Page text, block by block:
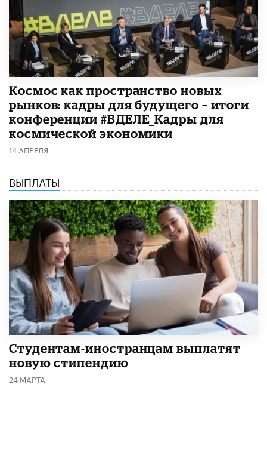
Космос как пространство новых
рынков: кадры для будущего – итоги
конференции #ВДЕЛЕ_Кадры для
космической экономики
14 АПРЕЛЯ
ВЫПЛАТЫ
Студентам-иностранцам выплатят
новую стипендию
24 МАРТА